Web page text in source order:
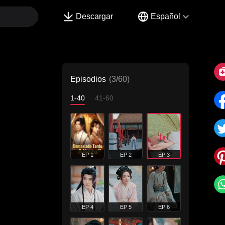
Descargar Español
Episodios (3/60)
1-40 41-60
EP 1 EP 2 EP 3
EP 4 EP 5 EP 6